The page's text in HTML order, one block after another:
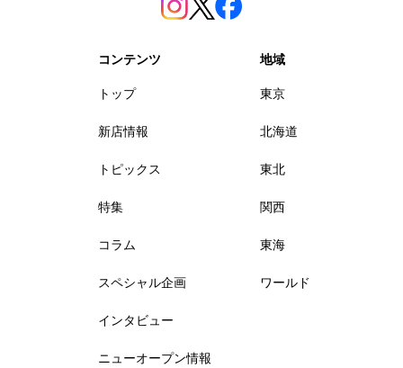
コンテンツ
トップ
新店情報
トピックス
特集
コラム
スペシャル企画
インタビュー
ニューオープン情報
地域
東京
北海道
東北
関西
東海
ワールド